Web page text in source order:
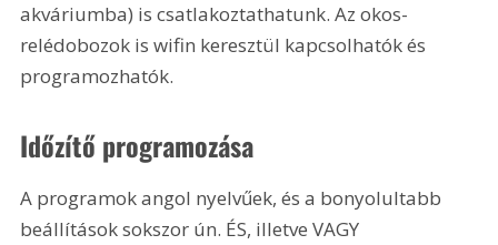
akváriumba) is csatlakoztathatunk. Az okos-
relédobozok is wifin keresztül kapcsolhatók és
programozhatók.
Időzítő programozása
A programok angol nyelvűek, és a bonyolultabb
beállítások sokszor ún. ÉS, illetve VAGY